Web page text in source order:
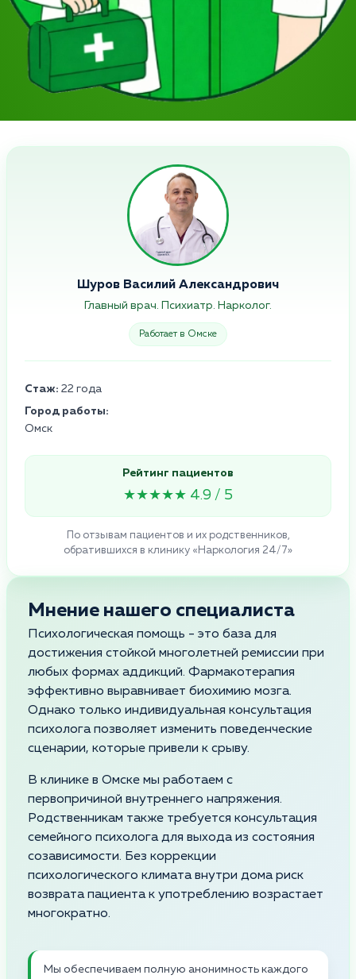
Шуров Василий Александрович
Главный врач. Психиатр. Нарколог.
Работает в Омске
Стаж: 22 года
Город работы:
Омск
Рейтинг пациентов
★★★★★ 4.9 / 5
По отзывам пациентов и их родственников,
обратившихся в клинику «Наркология 24/7»
Мнение нашего специалиста
Психологическая помощь - это база для
достижения стойкой многолетней ремиссии при
любых формах аддикций. Фармакотерапия
эффективно выравнивает биохимию мозга.
Однако только индивидуальная консультация
психолога позволяет изменить поведенческие
сценарии, которые привели к срыву.
В клинике в Омске мы работаем с
первопричиной внутреннего напряжения.
Родственникам также требуется консультация
семейного психолога для выхода из состояния
созависимости. Без коррекции
психологического климата внутри дома риск
возврата пациента к употреблению возрастает
многократно.
Мы обеспечиваем полную анонимность каждого